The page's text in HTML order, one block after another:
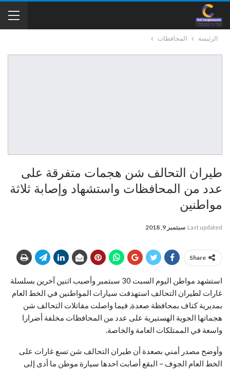
الرئيسة المحافظات
طيران التحالف شن هجمات متفرقة على
عدد من المحافظات واستشهاد وإصابة ثلاثة
مواطنين
Last updated سبتمبر 9, 2018
Share
استشهد مواطن اليوم السبت 30 سبتمبر وأصيب اثنين آخرين بسلسلة
غارات لطيران التحالف استهدفت سيارات المواطنين في الخط العام
بمديرية كتاف بمحافظة صعدة, فيما واصلت مقاتلات التحالف شن
هجماتها الجوية الهستيرية على عدد من المحافظات مخلفة أضرارا
واسعة في الممتلكات العامة والخاصة.
وأوضح مصدر أمني بصعدة أن طيران التحالف شن تسع غارات على
الخط العام الجوف – البقع أصابت احدها سيارة موطن ما أدى إلى